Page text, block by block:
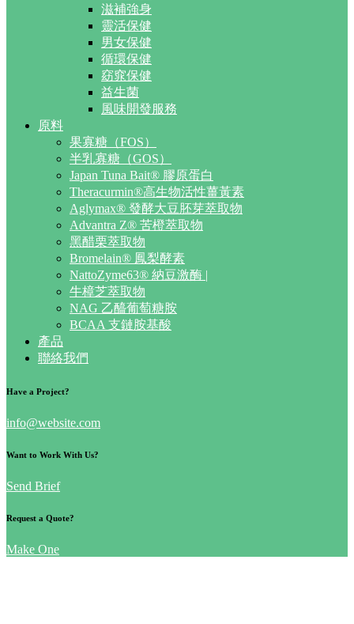
滋補強身
靈活保健
男女保健
循環保健
窈窕保健
益生菌
風味開發服務
原料
果寡糖（FOS）
半乳寡糖（GOS）
Japan Tuna Bait® 膠原蛋白
Theracurmin®高生物活性薑黃素
Aglymax® 發酵大豆胚芽萃取物
Advantra Z® 苦橙萃取物
黑醋栗萃取物
Bromelain® 鳳梨酵素
NattoZyme63® 納豆激酶 |
牛樟芝萃取物
NAG 乙醯葡萄糖胺
BCAA 支鏈胺基酸
產品
聯絡我們
Have a Project?
info@website.com
Want to Work With Us?
Send Brief
Request a Quote?
Make One